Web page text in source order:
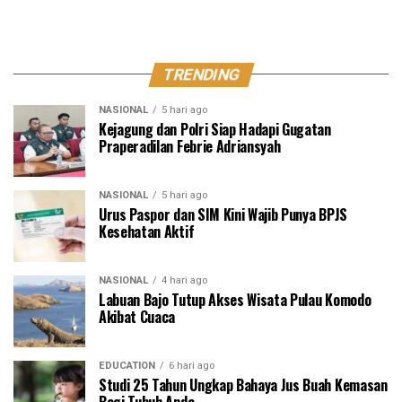
TRENDING
NASIONAL 5 hari ago
Kejagung dan Polri Siap Hadapi Gugatan
Praperadilan Febrie Adriansyah
NASIONAL 5 hari ago
Urus Paspor dan SIM Kini Wajib Punya BPJS
Kesehatan Aktif
NASIONAL 4 hari ago
Labuan Bajo Tutup Akses Wisata Pulau Komodo
Akibat Cuaca
EDUCATION 6 hari ago
Studi 25 Tahun Ungkap Bahaya Jus Buah Kemasan